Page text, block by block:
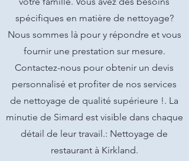
spécifiques en matière de nettoyage?
Nous sommes là pour y répondre et vous
fournir une prestation sur mesure.
Contactez-nous pour obtenir un devis
personnalisé et profiter de nos services
de nettoyage de qualité supérieure !. La
minutie de Simard est visible dans chaque
détail de leur travail.: Nettoyage de
restaurant à Kirkland.